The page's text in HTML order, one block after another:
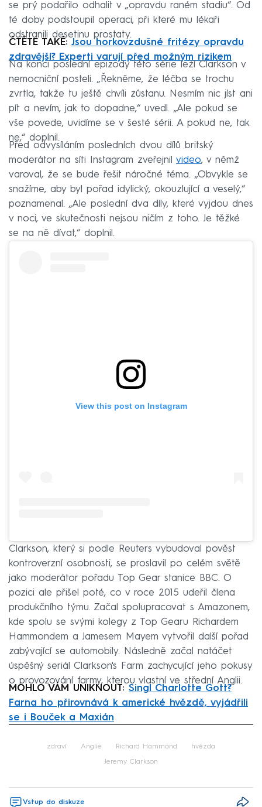
se prý podařilo odhalit v „opravdu raném stadiu“. Od
té doby podstoupil operaci, při které mu lékaři
odstranili desetinu prostaty.
ČTĚTE TAKÉ: Jsou horkovzdušné fritézy opravdu
zdravější? Experti varují před možným rizikem
Na konci poslední epizody této série leží Clarkson v
nemocniční posteli. „Řekněme, že léčba se trochu
zvrtla, takže tu ještě chvíli zůstanu. Nesmím nic jíst ani
pít a nevím, jak to dopadne,“ uvedl. „Ale pokud se
vše povede, uvidíme se v šesté sérii. A pokud ne, tak
ne,“ doplnil.
Před odvysíláním posledních dvou dílů britský
moderátor na síti Instagram zveřejnil video, v němž
varoval, že se bude řešit náročné téma. „Obvykle se
snažíme, aby byl pořad idylický, okouzlující a veselý,“
poznamenal. „Ale poslední dva díly, které vyjdou dnes
v noci, ve skutečnosti nejsou ničím z toho. Je těžké
se na ně dívat,“ doplnil.
View this post on Instagram
Clarkson, který si podle Reuters vybudoval pověst
kontroverzní osobnosti, se proslavil po celém světě
jako moderátor pořadu Top Gear stanice BBC. O
pozici ale přišel poté, co v roce 2015 udeřil člena
produkčního týmu. Začal spolupracovat s Amazonem,
kde spolu se svými kolegy z Top Gearu Richardem
Hammondem a Jamesem Mayem vytvořil další pořad
zabývající se automobily. Následně začal natáčet
úspěšný seriál Clarkson's Farm zachycující jeho pokusy
o provozování farmy, kterou vlastní ve střední Anglii.
MOHLO VÁM UNIKNOUT: Singl Charlotte Gott?
Farna ho přirovnává k americké hvězdě, vyjádřili
se i Bouček a Maxián
zdraví Anglie Richard Hammond hvězda
Jeremy Clarkson
Vstup do diskuze